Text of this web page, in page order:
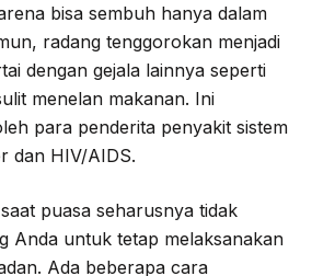
bisa sembuh hanya dalam
radang tenggorokan menjadi
dengan gejala lainnya seperti
menelan makanan. Ini
para penderita penyakit sistem
dan HIV/AIDS.
puasa seharusnya tidak
Anda untuk tetap melaksanakan
Ada beberapa cara